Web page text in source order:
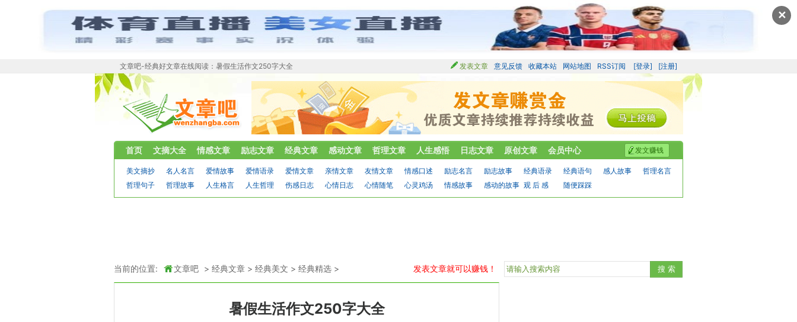
✕
文章吧-经典好文章在线阅读：暑假生活作文250字大全 发表文章 意见反馈 收藏本站 网站地图 RSS订阅 [登录] [注册]
发文赚钱
首页 文摘大全 情感文章 励志文章 经典文章 感动文章 哲理文章 人生感悟 日志文章 原创文章 会员中心
美文摘抄 名人名言 爱情故事 爱情语录 爱情文章 亲情文章 友情文章 情感口述 励志名言 励志故事 经典语录 经典语句 感人故事
哲理名言
哲理句子
哲理故事 人生格言 人生哲理 伤感日志 心情日志 心情随笔 心灵鸡汤 情感故事 感动的故事 观 后 感 随便踩踩
当前的位置: 文章吧 > 经典文章 > 经典美文 > 经典精选 > 发表文章就可以赚钱！
暑假生活作文250字大全